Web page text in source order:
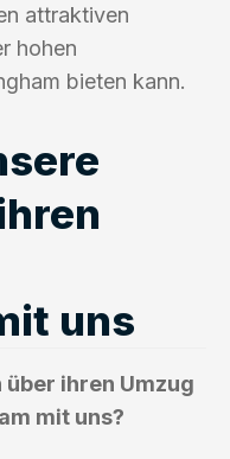
attraktiven
hohen
bieten kann.
uns
über ihren Umzug
mit uns?